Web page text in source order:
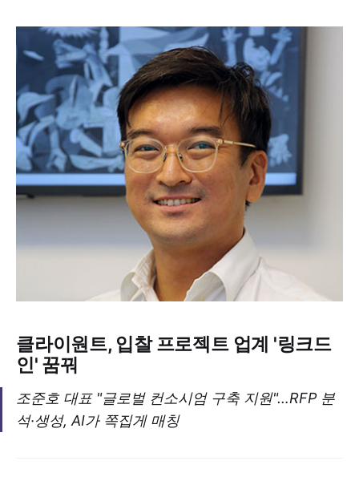
클라이원트, 입찰 프로젝트 업계 '링크드
인' 꿈꿔
조준호 대표 "글로벌 컨소시엄 구축 지원"…RFP 분
석·생성, AI가 쪽집게 매칭